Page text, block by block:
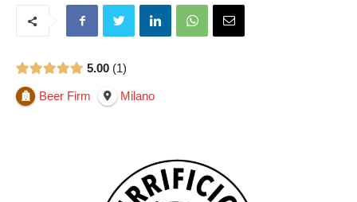
5.00 1
Beer Firm Milano